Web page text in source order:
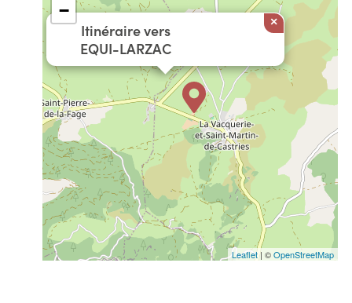
Itinéraire vers
EQUI-LARZAC
×
−
Leaflet| ©OpenStreetMap